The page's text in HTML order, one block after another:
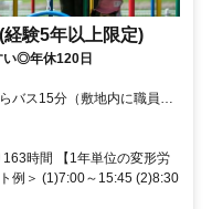
験5年以上限定)
い◎年休120日
バス15分（敷地内に職員用
時間 【1年単位の変形労
例＞ (1)7:00～15:45 (2)8:30